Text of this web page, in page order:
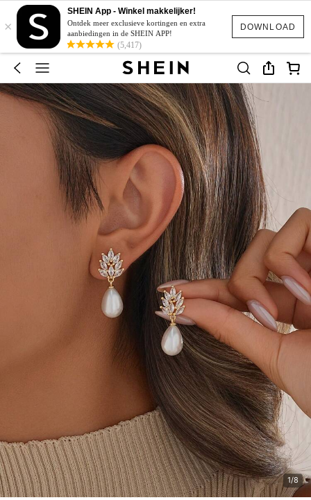
DOWNLOAD
×
SHEIN App - Winkel makkelijker!
Ontdek meer exclusieve kortingen en extra
aanbiedingen in de SHEIN APP!
(5,417)
1/8